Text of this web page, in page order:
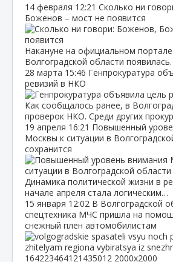
14 февраля 12:21 Сколько ни
Боженов – мост не появится
Накануне на официальном
Волгоградской области
28 марта 15:46 Генпрокуратура
ревизий в НКО
Как сообщалось ранее, в
проверок НКО. Среди других
19 апреля 16:21 Повышенный
Москвы к ситуации в
сохранится
Динамика политической жизни в
начале апреля стала логическим…
15 января 12:02 В Волгоградской
спецтехника МЧС пришла на
снежный плен автомобилистам